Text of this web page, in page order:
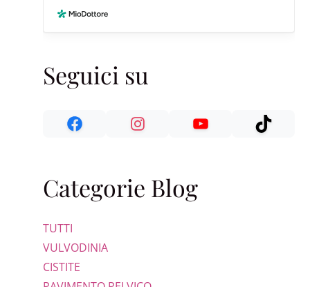
Seguici su
Categorie Blog
TUTTI
VULVODINIA
CISTITE